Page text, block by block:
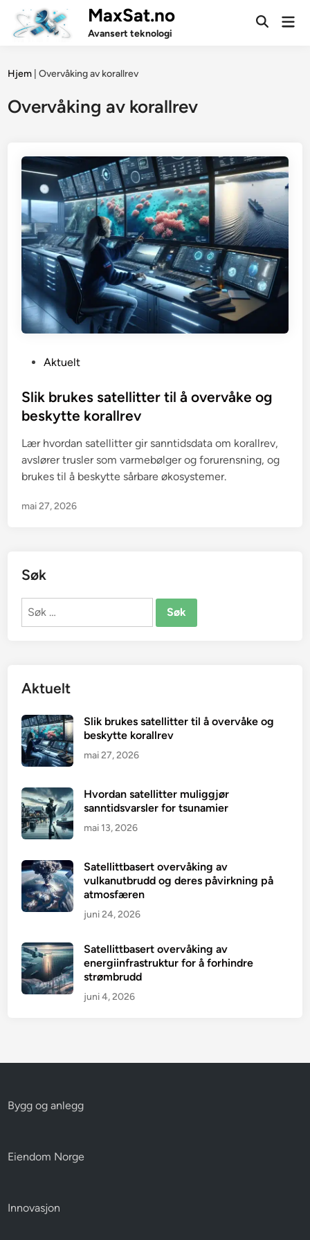
content
MaxSat.no
Avansert teknologi
Open
Hjem |Overvåking av korallrev
Overvåking av korallrev
s
t
d
i
n
Aktuelt
Slik brukes satellitter til å overvåke og
beskytte korallrev
Lær hvordan satellitter gir sanntidsdata om korallrev,
avslører trusler som varmebølger og forurensning, og
brukes til å beskytte sårbare økosystemer.
mai 27, 2026
Søk
Søk
Aktuelt
Slik brukes satellitter til å overvåke og
beskytte korallrev
mai 27, 2026
Hvordan satellitter muliggjør
sanntidsvarsler for tsunamier
mai 13, 2026
Satellittbasert overvåking av
vulkanutbrudd og deres påvirkning på
atmosfæren
juni 24, 2026
Satellittbasert overvåking av
energiinfrastruktur for å forhindre
strømbrudd
juni 4, 2026
Bygg og anlegg
Eiendom Norge
Innovasjon